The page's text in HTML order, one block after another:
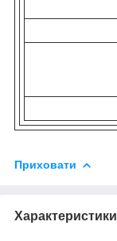
Приховати
Характеристики